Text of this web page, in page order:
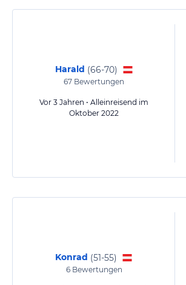
Harald (66-70)
67 Bewertungen
Vor 3 Jahren • Alleinreisend im
Oktober 2022
Konrad (51-55)
6Bewertungen